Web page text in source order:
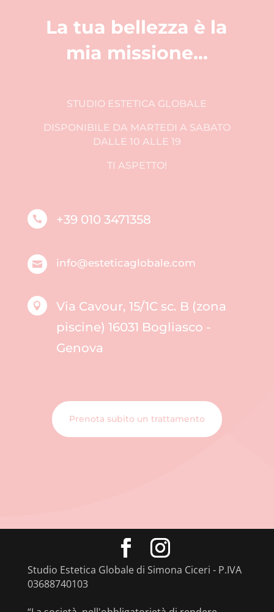
La tua bellezza è la
mia missione…
STUDIO ESTETICA GLOBALE
DISPONIBILE DA MARTEDI A SABATO
DALLE 10 ALLE 19
TI ASPETTO!
 +39 010 3471358
 info@esteticaglobale.com

Via Cavour, 15/1C sc. B (zona
piscine) 16031 Bogliasco -
Genova
Prenota subito un trattamento
Studio Estetica Globale di Simona Ciceri - P.IVA
03688740103